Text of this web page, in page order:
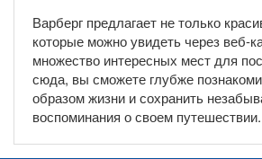
Варберг предлагает не только
которые можно увидеть через веб-
множество интересных мест для
сюда, вы сможете глубже
образом жизни и сохранить
воспоминания о своем путешествии.